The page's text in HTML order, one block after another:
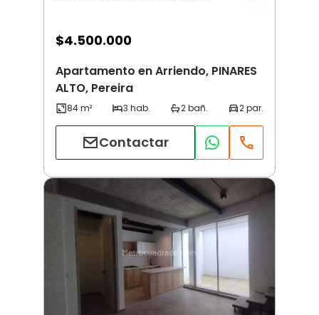
$4.500.000
Apartamento en Arriendo, PINARES
ALTO, Pereira
Contactar